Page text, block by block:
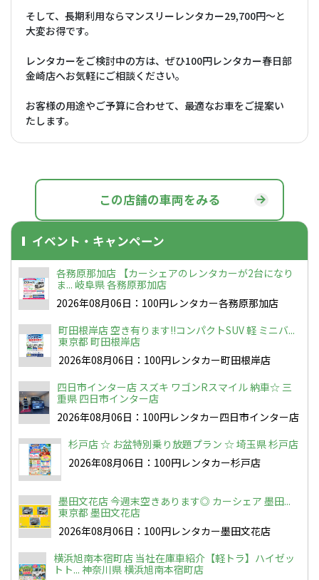
そして、長期利用ならマンスリーレンタカー29,700円〜と
大変お得です。
レンタカーをご検討中の方は、ぜひ100円レンタカー春日部
金崎店へお気軽にご相談ください。
お客様の用途やご予算に合わせて、最適なお車をご提案い
たします。
この店舗の車両をみる
イベント・キャンペーン
各務原那加店 【カーシェアのレンタカーが2台になり
ま... 岐阜県 各務原那加店
2026年08月06日：100円レンタカー各務原那加店
町田根岸店 空き有ります!!コンパクトSUV 軽 ミニバ...
東京都 町田根岸店
2026年08月06日：100円レンタカー町田根岸店
四日市インター店 スズキ ワゴンRスマイル 納車☆ 三
重県 四日市インター店
2026年08月06日：100円レンタカー四日市インター店
杉戸店 ☆ お盆特別乗り放題プラン ☆ 埼玉県 杉戸店
2026年08月06日：100円レンタカー杉戸店
墨田文花店 今週末空きあります◎ カーシェア 墨田...
東京都 墨田文花店
2026年08月06日：100円レンタカー墨田文花店
横浜旭南本宿町店 当社在庫車紹介【軽トラ】ハイゼッ
トト... 神奈川県 横浜旭南本宿町店